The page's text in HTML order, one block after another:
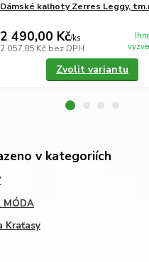
Dámské kalhoty Zerres Leggy,
2 490,00 Kč/ks
2 057,85 Kč bez DPH
Zvolit variantu
v kategoriích
MÓDA
Kraťasy